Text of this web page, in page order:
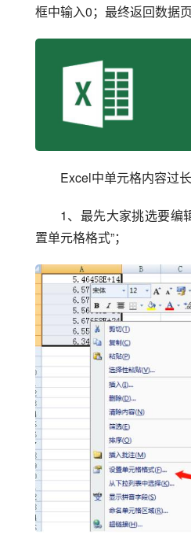
框中输入0；最终返回数据
Excel中单元格内容过长
1、最先大家挑选要编
置单元格格式”；